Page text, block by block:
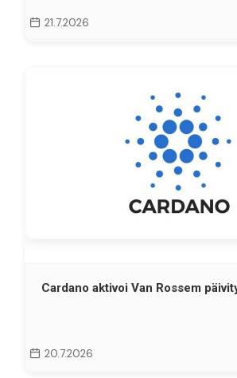
21.7.2026
Cardano aktivoi Van Rossem
20.7.2026